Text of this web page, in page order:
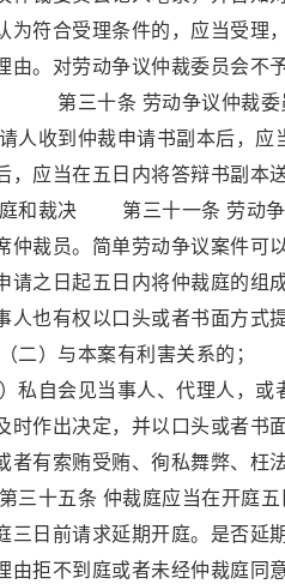
为符合受理条件的，应当受理
由。对劳动争议仲裁委员会不
第三十条 劳动争议仲裁委
到仲裁申请书副本后，应当
，应当在五日内将答辩书副本
裁决 第三十一条 劳动争议
仲裁员。简单劳动争议案件
请之日起五日内将仲裁庭的
人也有权以口头或者书面方
）与本案有利害关系的；
自会见当事人、代理人，或
时作出决定，并以口头或者
者有索贿受贿、徇私舞弊、枉
五条 仲裁庭应当在开庭五
三日前请求延期开庭。是否
由拒不到庭或者未经仲裁庭